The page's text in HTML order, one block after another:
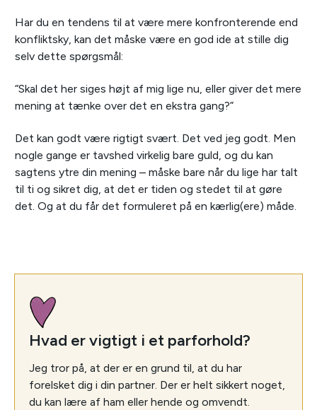
Har du en tendens til at være mere konfronterende end
konfliktsky, kan det måske være en god ide at stille dig
selv dette spørgsmål:
“Skal det her siges højt af mig lige nu, eller giver det mere
mening at tænke over det en ekstra gang?”
Det kan godt være rigtigt svært. Det ved jeg godt. Men
nogle gange er tavshed virkelig bare guld, og du kan
sagtens ytre din mening – måske bare når du lige har talt
til ti og sikret dig, at det er tiden og stedet til at gøre
det. Og at du får det formuleret på en kærlig(ere) måde.
Hvad er vigtigt i et parforhold?
Jeg tror på, at der er en grund til, at du har
forelsket dig i din partner. Der er helt sikkert noget,
du kan lære af ham eller hende og omvendt.